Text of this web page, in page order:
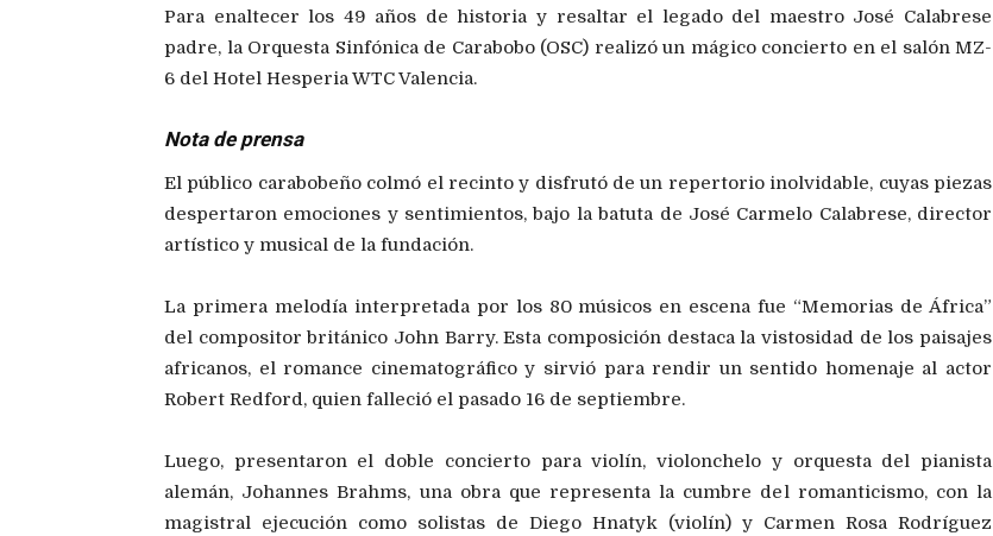
Para enaltecer los 49 años de historia y resaltar el legado del maestro José Calabrese
padre, la Orquesta Sinfónica de Carabobo (OSC) realizó un mágico concierto en el salón MZ-
6 del Hotel Hesperia WTC Valencia.
Nota de prensa
El público carabobeño colmó el recinto y disfrutó de un repertorio inolvidable, cuyas piezas
despertaron emociones y sentimientos, bajo la batuta de José Carmelo Calabrese, director
artístico y musical de la fundación.
La primera melodía interpretada por los 80 músicos en escena fue “Memorias de África”
del compositor británico John Barry. Esta composición destaca la vistosidad de los paisajes
africanos, el romance cinematográfico y sirvió para rendir un sentido homenaje al actor
Robert Redford, quien falleció el pasado 16 de septiembre.
Luego, presentaron el doble concierto para violín, violonchelo y orquesta del pianista
alemán, Johannes Brahms, una obra que representa la cumbre del romanticismo, con la
magistral ejecución como solistas de Diego Hnatyk (violín) y Carmen Rosa Rodríguez